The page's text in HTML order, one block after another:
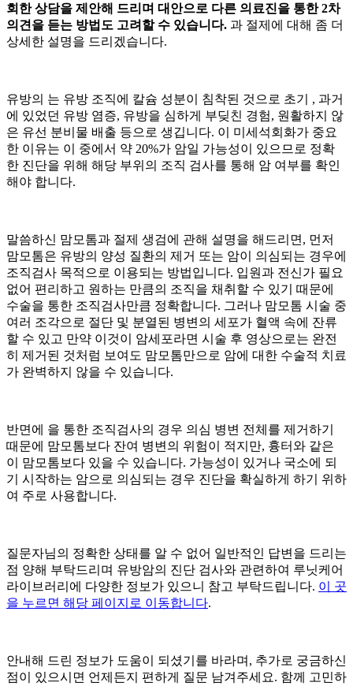
회한 상담을 제안해 드리며 대안으로 다른 의료진을 통한 2차
의견을 듣는 방법도 고려할 수 있습니다. 과 절제 에 대해 좀 더
상세한 설명을 드리겠습니다.
유방의 는 유방 조직에 칼슘 성분이 침착된 것으로 초기 , 과거
에 있었던 유방 염증, 유방을 심하게 부딪친 경험, 원활하지 않
은 유선 분비물 배출 등으로 생깁니다. 이 미세석회화가 중요
한 이유는 이 중에서 약 20%가 암일 가능성이 있으므로 정확
한 진단을 위해 해당 부위의 조직 검사를 통해 암 여부를 확인
해야 합니다.
말씀하신 맘모톰과 절제 생검에 관해 설명을 해드리면, 먼저
맘모톰은 유방의 양성 질환의 제거 또는 암이 의심되는 경우에
조직검사 목적으로 이용되는 방법입니다. 입원과 전신가 필요
없어 편리하고 원하는 만큼의 조직을 채취할 수 있기 때문에
수술을 통한 조직검사만큼 정확합니다. 그러나 맘모톰 시술 중
여러 조각으로 절단 및 분열된 병변의 세포가 혈액 속에 잔류
할 수 있고 만약 이것이 암세포라면 시술 후 영상으로는 완전
히 제거된 것처럼 보여도 맘모톰만으로 암에 대한 수술적 치료
가 완벽하지 않을 수 있습니다.
반면에 을 통한 조직검사의 경우 의심 병변 전체를 제거하기
때문에 맘모톰보다 잔여 병변의 위험이 적지만, 흉터와 같은
이 맘모톰보다 있을 수 있습니다. 가능성이 있거나 국소에 되
기 시작하는 암으로 의심되는 경우 진단을 확실하게 하기 위하
여 주로 사용합니다.
질문자님의 정확한 상태를 알 수 없어 일반적인 답변을 드리는
점 양해 부탁드리며 유방암의 진단 검사와 관련하여 루닛케어
라이브러리에 다양한 정보가 있으니 참고 부탁드립니다. 이 곳
을 누르면 해당 페이지로 이동합니다.
안내해 드린 정보가 도움이 되셨기를 바라며, 추가로 궁금하신
점이 있으시면 언제든지 편하게 질문 남겨주세요. 함께 고민하